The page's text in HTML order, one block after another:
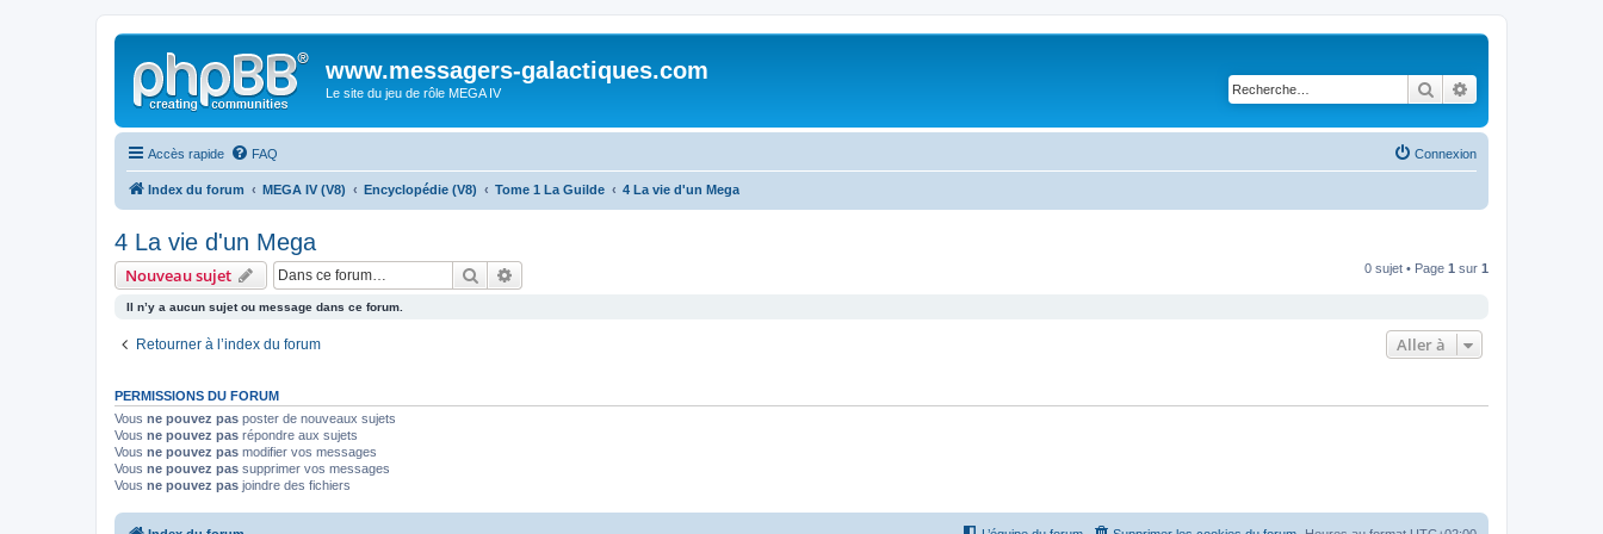
www.messagers-galactiques.com
Le site du jeu de rôle MEGA IV Rechercher
Accès rapide FAQ Connexion
Index du forum MEGA IV (V8) Encyclopédie (V8) Tome 1 La Guilde 4 La vie d'un Mega
4 La vie d'un Mega
Nouveau sujet Rechercher 0 sujet • Page 1 sur 1
Il n’y a aucun sujet ou message dans ce forum.
Retourner à l’index du forum Aller à
PERMISSIONS DU FORUM
Vous ne pouvez pas poster de nouveaux sujets
Vous ne pouvez pas répondre aux sujets
Vous ne pouvez pas modifier vos messages
Vous ne pouvez pas supprimer vos messages
Vous ne pouvez pas joindre des fichiers